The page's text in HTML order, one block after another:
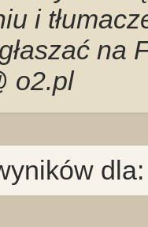
i
na
o2.pl